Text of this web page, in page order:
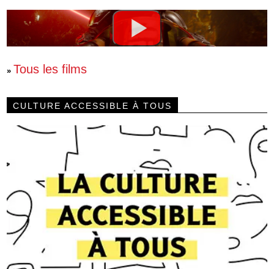
» Tous les films
CULTURE ACCESSIBLE À TOUS